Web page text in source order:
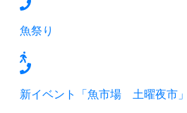
魚祭り
新イベント「魚市場 土曜夜市」